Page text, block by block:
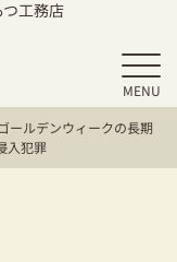
工務店
MENU
くり
ールデンウィークの長期
入犯罪